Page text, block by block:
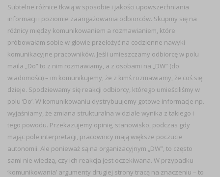
Subtelne różnice tkwią w sposobie i jakości upowszechniania
informacji i poziomie zaangażowania odbiorców. Skupmy się na
różnicy między komunikowaniem a rozmawianiem, które
próbowałam sobie w głowie przełożyć na codzienne nawyki
komunikacyjne pracowników. Jeśli umieszczamy odbiorcę w polu
maila „Do” to z nim rozmawiamy, a z osobami na „DW” (do
wiadomości) – im komunikujemy, że z kimś rozmawiamy, że coś się
dzieje. Spodziewamy się reakcji odbiorcy, którego umieściliśmy w
polu ‘Do’. W komunikowaniu dystrybuujemy gotowe informacje np.
wyjaśniamy, że zmiana strukturalna w dziale wynika z takiego i
tego powodu. Przekazujemy opinię, stanowisko, podczas gdy
mając pole interpretacji, pracownicy mają większe poczucie
autonomii. Ale ponieważ są na organizacyjnym „DW”, to często
sami nie wiedzą, czy ich reakcja jest oczekiwana. W przypadku
‘komunikowania’ argumenty drugiej strony tracą na znaczeniu – to